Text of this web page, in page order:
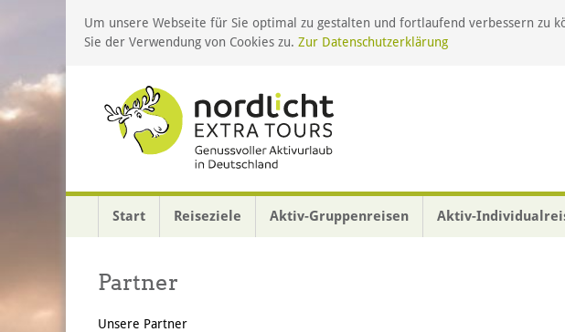
Start Reiseziele Aktiv-Gruppenreisen Aktiv-
Partner
Unsere Partner
Um unsere Webseite für Sie optimal zu gestalten und fortlaufend verbessern zu
Sie der Verwendung von Cookies zu. Zur Datenschutzerklärung